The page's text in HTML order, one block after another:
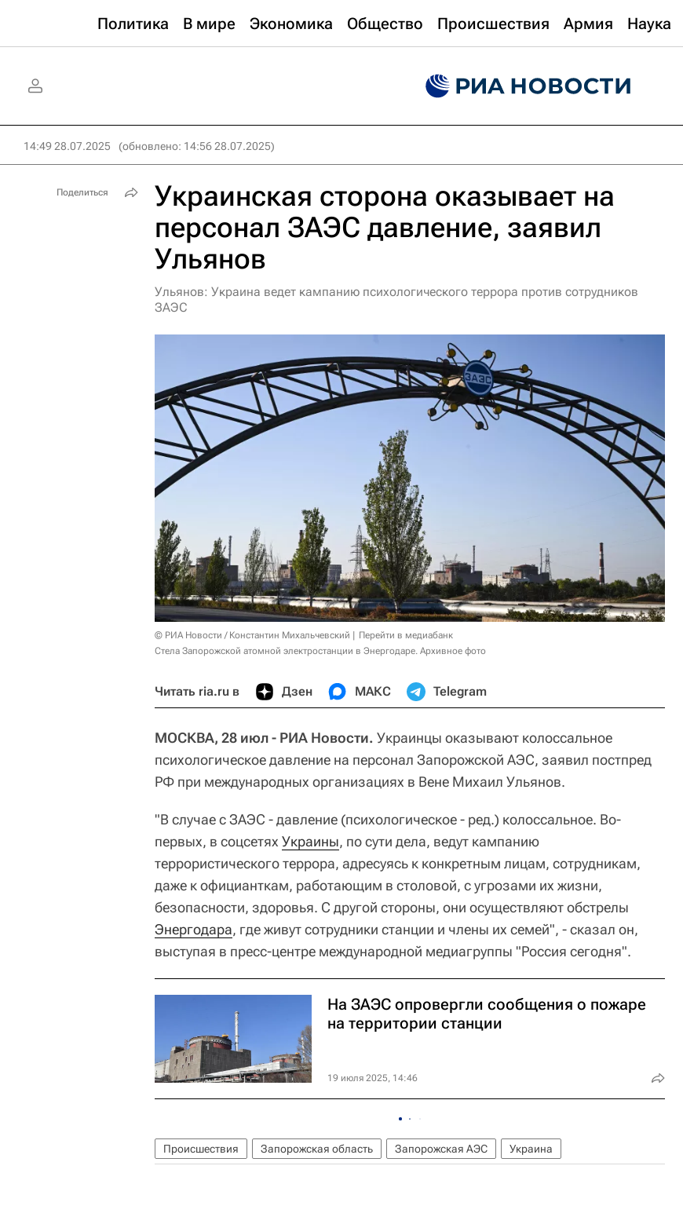
Политика В мире Экономика Общество Происшествия Армия Наука
14:49 28.07.2025 (обновлено: 14:56 28.07.2025)
Украинская сторона оказывает на
персонал ЗАЭС давление, заявил
Ульянов
Ульянов: Украина ведет кампанию психологического террора против сотрудников
ЗАЭС
© РИА Новости / Константин Михальчевский
Перейти в медиабанк
Стела Запорожской атомной электростанции в Энергодаре. Архивное фото
Читать ria.ru в Дзен МАКС Telegram
МОСКВА, 28 июл - РИА Новости. Украинцы оказывают колоссальное
психологическое давление на персонал Запорожской АЭС, заявил постпред
РФ при международных организациях в Вене Михаил Ульянов.
"В случае с ЗАЭС - давление (психологическое - ред.) колоссальное. Во-
первых, в соцсетях Украины, по сути дела, ведут кампанию
террористического террора, адресуясь к конкретным лицам, сотрудникам,
даже к официанткам, работающим в столовой, с угрозами их жизни,
безопасности, здоровья. С другой стороны, они осуществляют обстрелы
Энергодара, где живут сотрудники станции и члены их семей", - сказал он,
выступая в пресс-центре международной медиагруппы "Россия сегодня".
На ЗАЭС опровергли сообщения о пожаре
на территории станции
19 июля 2025, 14:46
Происшествия Запорожская область Запорожская АЭС Украина
Поделиться